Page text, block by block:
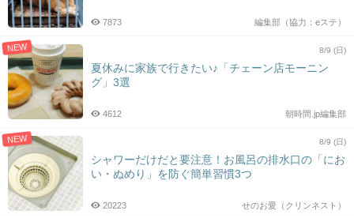
編集部（協力：eステ）
7873
NEW 8/9 (日)
夏休みに家族で行きたい♪「チェーン店モーニン
グ」3選
朝時間.jp編集部
4612
NEW 8/9 (日)
シャワーだけだと要注意！お風呂の排水口の「にお
い・ぬめり」を防ぐ簡単習慣3つ
せのお愛（クリンネスト）
20223